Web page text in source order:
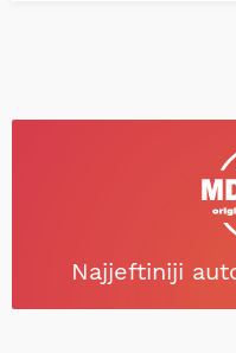
Najjeftiniji